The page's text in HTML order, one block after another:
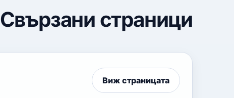
Свързани страници
Виж страницата